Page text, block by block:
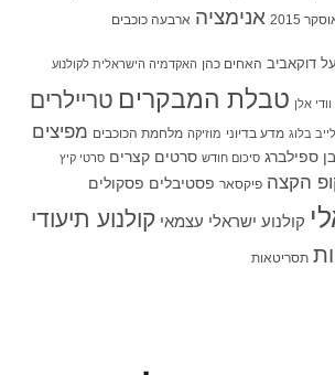
2015 אנימציה ארבעה כוכבים
דוקאביב האחים כהן האקדמיה הישראלית לקולנוע
וודי אלן טבלת המבקרים טריילרים
לייב בלוג מדע בדיוני מוזיקה מלחמת הכוכבים מפיצים
ספילברג סיכום חודש סרטים קצרים סרטי קיץ
הקצה פיקסאר פסטיבלים פסקולים
קולנוע ישראלי עצמאי קולנוע תיעודי
תסריטאות